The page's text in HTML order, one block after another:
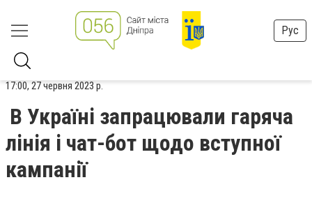
Рус
17:00, 27 червня 2023 р.
В Україні запрацювали гаряча
лінія і чат-бот щодо вступної
кампанії